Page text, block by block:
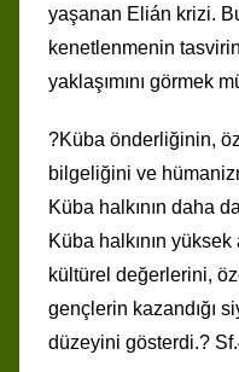
yaşanan Elián krizi.
kenetlenmenin
yaklaşımını görmek
?Küba önderliğinin,
bilgeliğini ve
Küba halkının daha
Küba halkının
kültürel değerlerini,
gençlerin kazandığı
düzeyini gösterdi.?